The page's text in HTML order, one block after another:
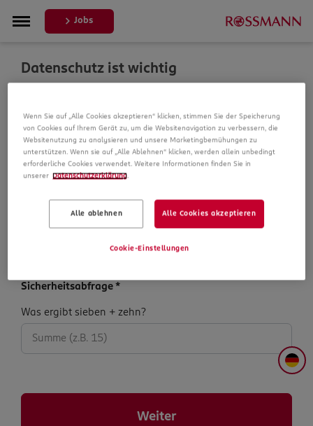
DE
Jobs
Datenschutz ist wichtig
verarbeiten wir Daten von Ihnen. In unseren
Datenschutzbestimmungen informieren wir Sie über die
Datenspeicherung und Ihre Rechte, bevor Sie mit Ihrer
Bewerbung fortfahren.
Datenschutz­hinweise
Datenschutzhinweise
Sicherheits­abfrage *
Sicherheits­
abfrage:
Was ergibt sieben + zehn?
Weiter
Wenn Sie auf „Alle Cookies akzeptieren“ klicken, stimmen Sie der Speicherung
von Cookies auf Ihrem Gerät zu, um die Websitenavigation zu verbessern, die
Websitenutzung zu analysieren und unsere Marketingbemühungen zu
unterstützen. Wenn sie auf „Alle Ablehnen“ klicken, werden allein unbedingt
erforderliche Cookies verwendet. Weitere Informationen finden Sie in
unserer Datenschutzerklärung
Alle ablehnen Alle Cookies akzeptieren
Cookie-Einstellungen